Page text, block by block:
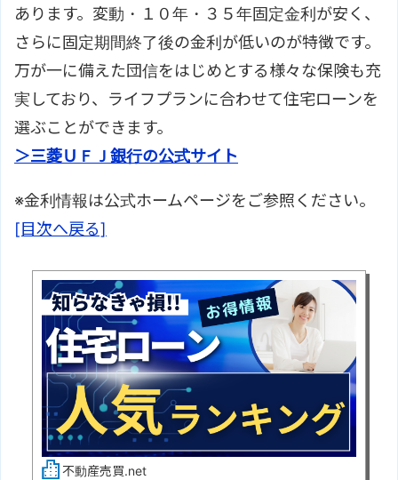
あります。変動・１０年・３５年固定金利が安く、
さらに固定期間終了後の金利が低いのが特徴です。
万が一に備えた団信をはじめとする様々な保険も充
実しており、ライフプランに合わせて住宅ローンを
選ぶことができます。
＞三菱ＵＦＪ銀行の公式サイト
※金利情報は公式ホームページをご参照ください。
[目次へ戻る]
不動産売買.net